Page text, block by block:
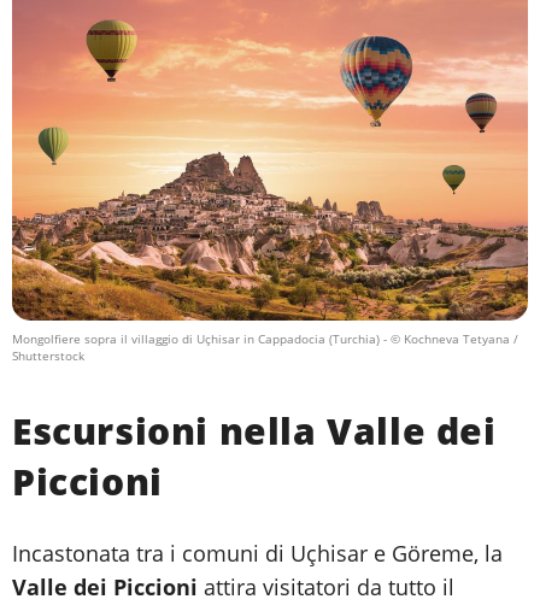
Mongolfiere sopra il villaggio di Uçhisar in Cappadocia (Turchia) - © Kochneva Tetyana /
Shutterstock
Escursioni nella Valle dei
Piccioni
Incastonata tra i comuni di Uçhisar e Göreme, la
Valle dei Piccioni attira visitatori da tutto il